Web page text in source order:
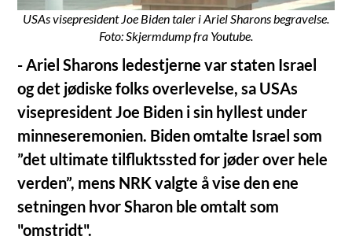
USAs visepresident Joe Biden taler i Ariel Sharons begravelse.
Foto: Skjermdump fra Youtube.
- Ariel Sharons ledestjerne var staten Israel
og det jødiske folks overlevelse, sa USAs
visepresident Joe Biden i sin hyllest under
minneseremonien. Biden omtalte Israel som
”det ultimate tilfluktssted for jøder over hele
verden”, mens NRK valgte å vise den ene
setningen hvor Sharon ble omtalt som
"omstridt".